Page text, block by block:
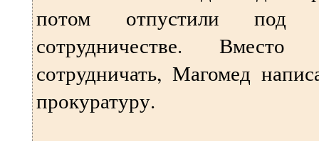
потом отпустили под
сотрудничестве.
сотрудничать, Магомед
прокуратуру.